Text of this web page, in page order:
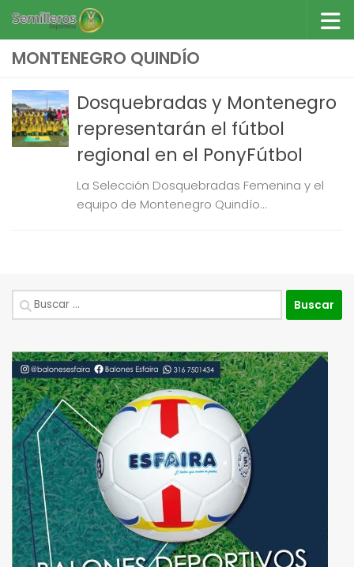
Saltar al contenido
MONTENEGRO QUINDÍO
Dosquebradas y Montenegro
representarán el fútbol
regional en el PonyFútbol
La Selección Dosquebradas Femenina y el
equipo de Montenegro Quindío...
Buscar: